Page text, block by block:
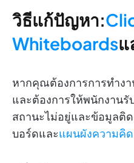
วิธีแก้ปัญหา:
Whiteboardsแ
หากคุณต้องการการทำง
และต้องการให้พนักงานรั
สถานะไม่อยู่และข้อมูลติ
บอร์ดและแผนผังความคิด